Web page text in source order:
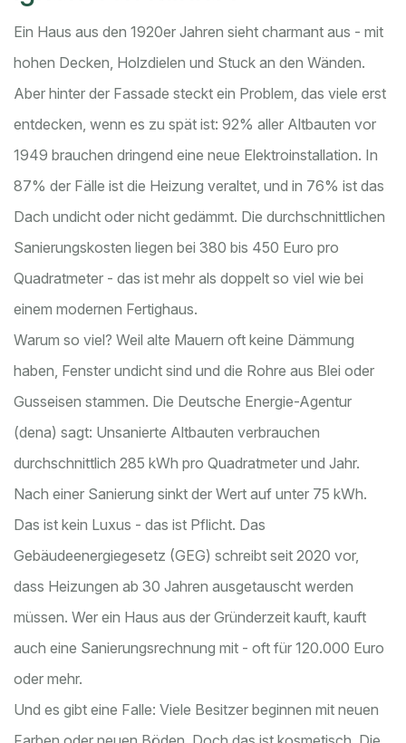
Ein Haus aus den 1920er Jahren sieht charmant aus - mit
hohen Decken, Holzdielen und Stuck an den Wänden.
Aber hinter der Fassade steckt ein Problem, das viele erst
entdecken, wenn es zu spät ist: 92% aller Altbauten vor
1949 brauchen dringend eine neue Elektroinstallation. In
87% der Fälle ist die Heizung veraltet, und in 76% ist das
Dach undicht oder nicht gedämmt. Die durchschnittlichen
Sanierungskosten liegen bei 380 bis 450 Euro pro
Quadratmeter - das ist mehr als doppelt so viel wie bei
einem modernen Fertighaus.
Warum so viel? Weil alte Mauern oft keine Dämmung
haben, Fenster undicht sind und die Rohre aus Blei oder
Gusseisen stammen. Die Deutsche Energie-Agentur
(dena) sagt: Unsanierte Altbauten verbrauchen
durchschnittlich 285 kWh pro Quadratmeter und Jahr.
Nach einer Sanierung sinkt der Wert auf unter 75 kWh.
Das ist kein Luxus - das ist Pflicht. Das
Gebäudeenergiegesetz (GEG) schreibt seit 2020 vor,
dass Heizungen ab 30 Jahren ausgetauscht werden
müssen. Wer ein Haus aus der Gründerzeit kauft, kauft
auch eine Sanierungsrechnung mit - oft für 120.000 Euro
oder mehr.
Und es gibt eine Falle: Viele Besitzer beginnen mit neuen